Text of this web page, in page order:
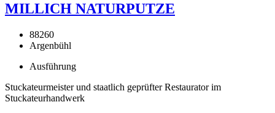
MILLICH NATURPUTZE
88260
Argenbühl
Ausführung
Stuckateurmeister und staatlich geprüfter Restaurator im
Stuckateurhandwerk